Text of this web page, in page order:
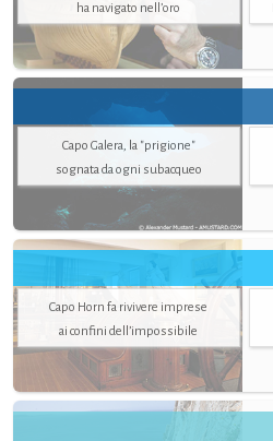
ha navigato nell’oro
Capo Galera, la "prigione"
sognata da ogni subacqueo
Capo Horn fa rivivere imprese
ai confini dell’impossibile